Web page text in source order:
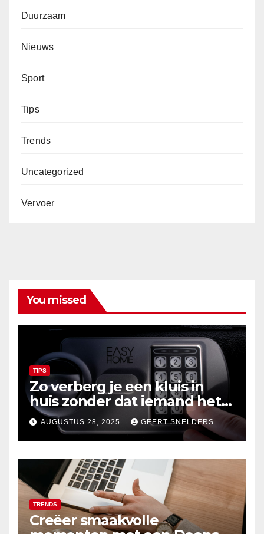
Duurzaam
Nieuws
Sport
Tips
Trends
Uncategorized
Vervoer
You missed
TIPS
Zo verberg je een kluis in
huis zonder dat iemand het
merkt
AUGUSTUS 28, 2025 GEERT SNELDERS
TRENDS
Creëer smaakvolle